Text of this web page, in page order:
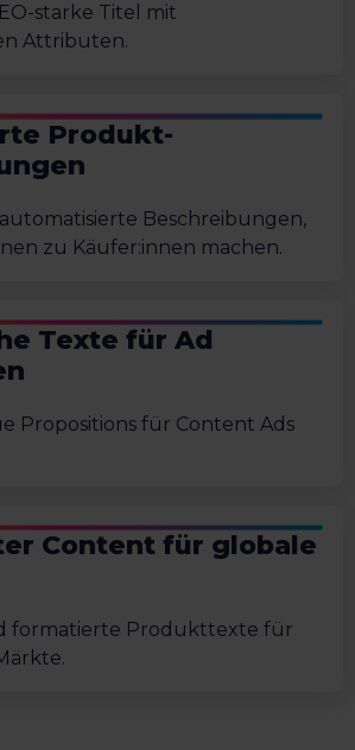
starke Titel mit
Attributen.
Produkt-
Beschreibungen,
zu Käufer:innen machen.
Texte für Ad
Propositions für Content Ads
Content für globale
formatierte Produkttexte für